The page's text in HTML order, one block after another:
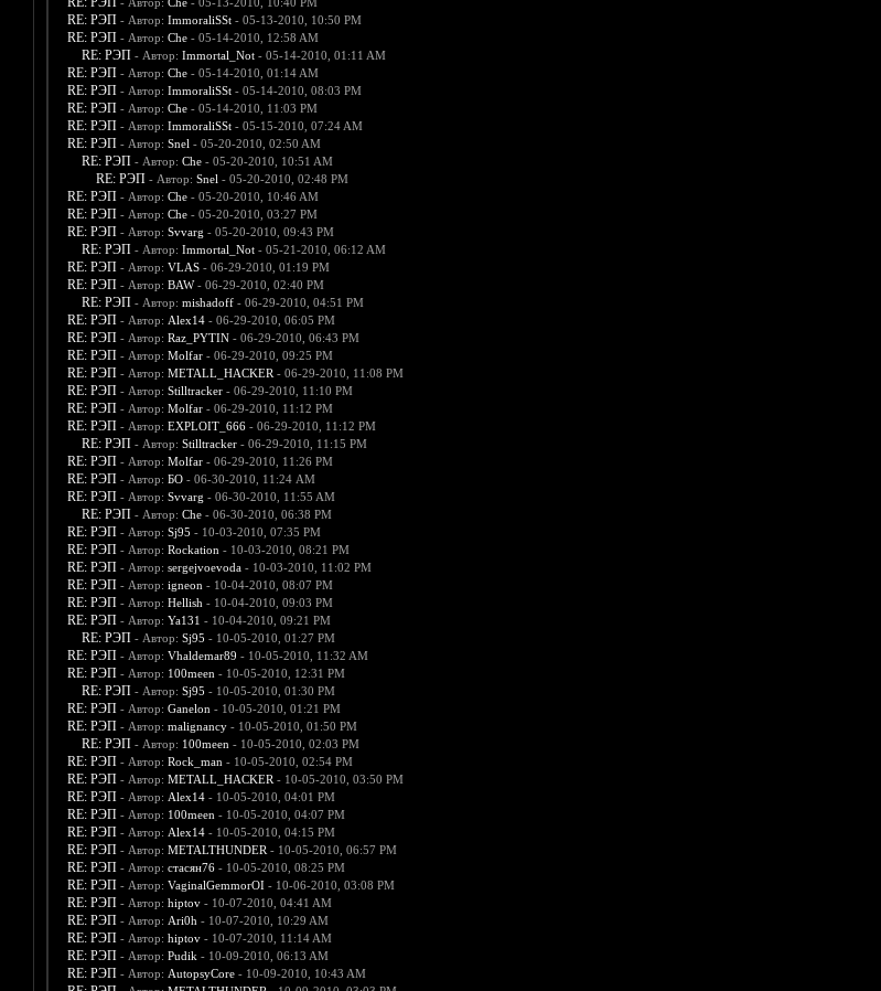
RE: РЭП - Автор: ImmoraliSSt- 05-13-2010, 10:50 PM
RE: РЭП - Автор: Che- 05-14-2010, 12:58 AM
RE: РЭП - Автор: Immortal_Not- 05-14-2010, 01:11 AM
RE: РЭП - Автор: Che- 05-14-2010, 01:14 AM
RE: РЭП - Автор: ImmoraliSSt- 05-14-2010, 08:03 PM
RE: РЭП - Автор: Che- 05-14-2010, 11:03 PM
RE: РЭП - Автор: ImmoraliSSt- 05-15-2010, 07:24 AM
RE: РЭП - Автор: Snel - 05-20-2010, 02:50 AM
RE: РЭП - Автор: Che- 05-20-2010, 10:51 AM
RE: РЭП - Автор: Snel - 05-20-2010, 02:48 PM
RE: РЭП - Автор: Che- 05-20-2010, 10:46 AM
RE: РЭП - Автор: Che- 05-20-2010, 03:27 PM
RE: РЭП - Автор: Svvarg - 05-20-2010, 09:43 PM
RE: РЭП - Автор: Immortal_Not- 05-21-2010, 06:12 AM
RE: РЭП - Автор: VLAS- 06-29-2010, 01:19 PM
RE: РЭП - Автор: BAW- 06-29-2010, 02:40 PM
RE: РЭП - Автор: mishadoff- 06-29-2010, 04:51 PM
RE: РЭП - Автор: Alex14- 06-29-2010, 06:05 PM
RE: РЭП - Автор: Raz_PYTIN- 06-29-2010, 06:43 PM
RE: РЭП - Автор: Molfar- 06-29-2010, 09:25 PM
RE: РЭП - Автор: METALL_HACKER - 06-29-2010, 11:08 PM
RE: РЭП - Автор: Stilltracker- 06-29-2010, 11:10 PM
RE: РЭП - Автор: Molfar- 06-29-2010, 11:12 PM
RE: РЭП - Автор: EXPLOIT_666- 06-29-2010, 11:12 PM
RE: РЭП - Автор: Stilltracker- 06-29-2010, 11:15 PM
RE: РЭП - Автор: Molfar- 06-29-2010, 11:26 PM
RE: РЭП - Автор: БО- 06-30-2010, 11:24 AM
RE: РЭП - Автор: Svvarg - 06-30-2010, 11:55 AM
RE: РЭП - Автор: Che- 06-30-2010, 06:38 PM
RE: РЭП - Автор: Sj95 - 10-03-2010, 07:35 PM
RE: РЭП - Автор: Rockation - 10-03-2010, 08:21 PM
RE: РЭП - Автор: sergejvoevoda- 10-03-2010, 11:02 PM
RE: РЭП - Автор: igneon - 10-04-2010, 08:07 PM
RE: РЭП - Автор: Hellish - 10-04-2010, 09:03 PM
RE: РЭП - Автор: Ya131 - 10-04-2010, 09:21 PM
RE: РЭП - Автор: Sj95 - 10-05-2010, 01:27 PM
RE: РЭП - Автор: Vhaldemar89 - 10-05-2010, 11:32 AM
RE: РЭП - Автор: 100meen - 10-05-2010, 12:31 PM
RE: РЭП - Автор: Sj95 - 10-05-2010, 01:30 PM
RE: РЭП - Автор: Ganelon - 10-05-2010, 01:21 PM
RE: РЭП - Автор: malignancy- 10-05-2010, 01:50 PM
RE: РЭП - Автор: 100meen - 10-05-2010, 02:03 PM
RE: РЭП - Автор: Rock_man - 10-05-2010, 02:54 PM
RE: РЭП - Автор: METALL_HACKER - 10-05-2010, 03:50 PM
RE: РЭП - Автор: Alex14- 10-05-2010, 04:01 PM
RE: РЭП - Автор: 100meen - 10-05-2010, 04:07 PM
RE: РЭП - Автор: Alex14- 10-05-2010, 04:15 PM
RE: РЭП - Автор: METALTHUNDER - 10-05-2010, 06:57 PM
RE: РЭП - Автор: стасян76- 10-05-2010, 08:25 PM
RE: РЭП - Автор: VaginalGemmorOI- 10-06-2010, 03:08 PM
RE: РЭП - Автор: hiptov- 10-07-2010, 04:41 AM
RE: РЭП - Автор: Ari0h - 10-07-2010, 10:29 AM
RE: РЭП - Автор: hiptov- 10-07-2010, 11:14 AM
RE: РЭП - Автор: Pudik - 10-09-2010, 06:13 AM
RE: РЭП - Автор: AutopsyCore- 10-09-2010, 10:43 AM